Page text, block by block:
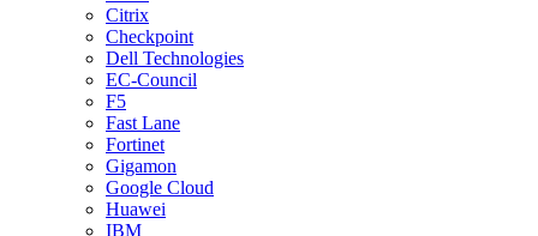
Citrix
Checkpoint
Dell Technologies
EC-Council
F5
Fast Lane
Fortinet
Gigamon
Google Cloud
Huawei
IBM